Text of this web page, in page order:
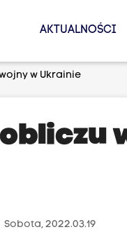
AKTUALNOŚCI
w Ukrainie
Sobota, 2022.03.19